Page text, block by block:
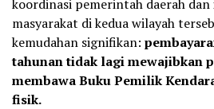
koordinasi pemerintah daerah
masyarakat di kedua wilayah
kemudahan signifikan:
tahunan tidak lagi mewajibkan
membawa Buku Pemilik
fisik.